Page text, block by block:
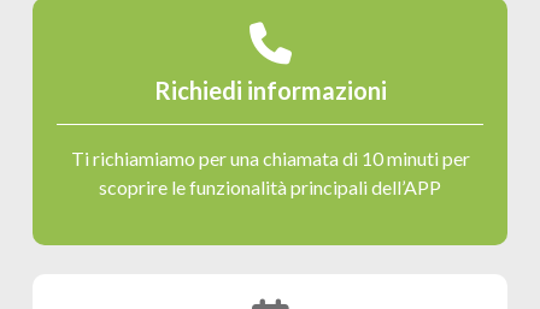
Richiedi informazioni
Ti richiamiamo per una chiamata di 10 minuti per
scoprire le funzionalità principali dell’APP